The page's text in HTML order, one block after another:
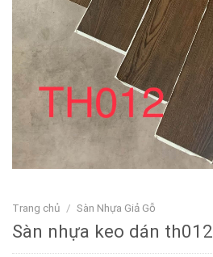
Trang chủ / Sàn Nhựa Giả Gỗ
Sàn nhựa keo dán th012